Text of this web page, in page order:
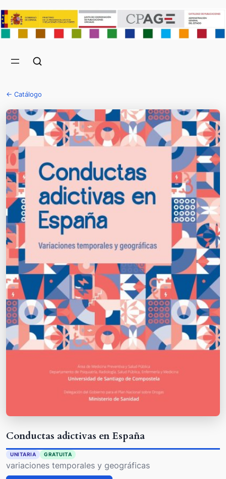
← Catálogo
Conductas adictivas en España
UNITARIA GRATUITA
variaciones temporales y geográficas